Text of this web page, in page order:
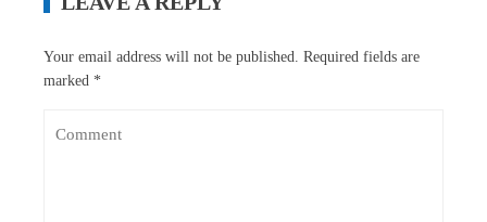
Your email address will not be published. Required fields are
marked *